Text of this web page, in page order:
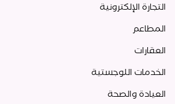
التجارة الإلكترونية
المطاعم
العقارات
الخدمات اللوجستية
العيادة والصحة